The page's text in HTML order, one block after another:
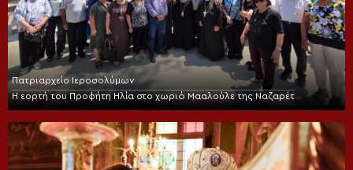
Πατριαρχείο Ιεροσολύμων
Η εορτή του Προφήτη Ηλία στο χωριό Μααλούλε της Ναζαρέτ